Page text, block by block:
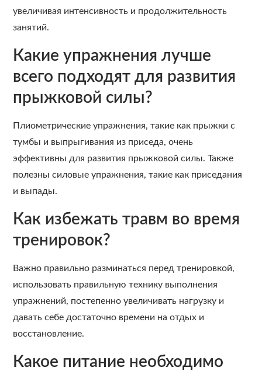
увеличивая интенсивность и продолжительность
занятий.
Какие упражнения лучше
всего подходят для развития
прыжковой силы?
Плиометрические упражнения, такие как прыжки с
тумбы и выпрыгивания из приседа, очень
эффективны для развития прыжковой силы. Также
полезны силовые упражнения, такие как приседания
и выпады.
Как избежать травм во время
тренировок?
Важно правильно разминаться перед тренировкой,
использовать правильную технику выполнения
упражнений, постепенно увеличивать нагрузку и
давать себе достаточно времени на отдых и
восстановление.
Какое питание необходимо